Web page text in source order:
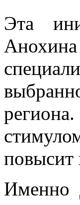
Эта
повысит
Именно